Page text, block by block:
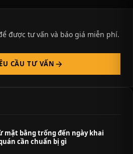
được tư vấn và báo giá miễn phí.
CẦU TƯ VẤN
mặt bằng trống đến ngày khai
cần chuẩn bị gì